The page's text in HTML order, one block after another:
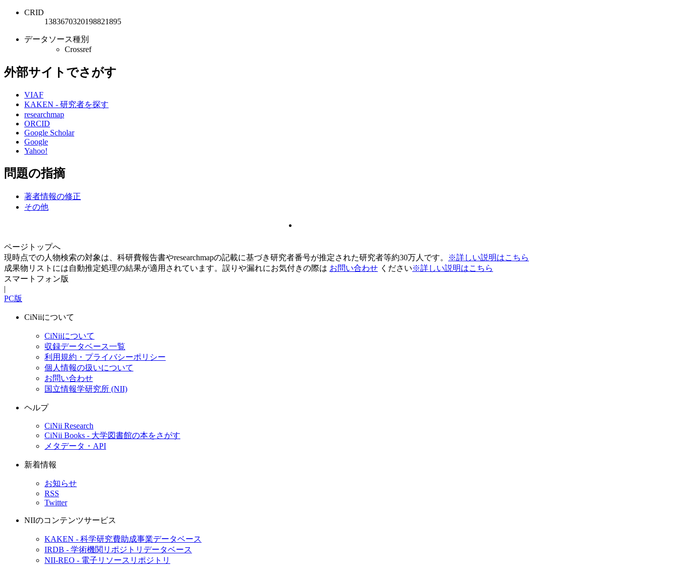
CRID
1383670320198821895
データソース種別
Crossref
外部サイトでさがす
VIAF
KAKEN - 研究者を探す
researchmap
ORCID
Google Scholar
Google
Yahoo!
問題の指摘
著者情報の修正
その他
ページトップへ
現時点での人物検索の対象は、科研費報告書やresearchmapの記載に基づき研究者番号が推定された研究者等約30万人です。
※詳しい説明はこちら
成果物リストには自動推定処理の結果が適用されています。誤りや漏れにお気付きの際は お問い合わせ ください※詳しい説明はこちら
スマートフォン版
|
PC版
CiNiiについて
CiNiiについて
収録データベース一覧
利用規約・プライバシーポリシー
個人情報の扱いについて
お問い合わせ
国立情報学研究所 (NII)
ヘルプ
CiNii Research
CiNii Books - 大学図書館の本をさがす
メタデータ・API
新着情報
お知らせ
RSS
Twitter
NIIのコンテンツサービス
KAKEN - 科学研究費助成事業データベース
IRDB - 学術機関リポジトリデータベース
NII-REO - 電子リソースリポジトリ